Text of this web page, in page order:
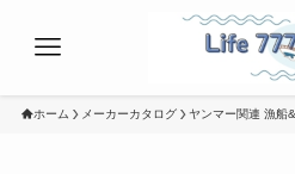
ホーム メーカーカタログ ヤンマー関連 漁船